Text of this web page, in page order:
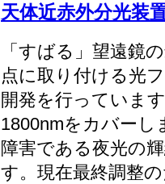
天体近赤外分光装
「すばる」望遠鏡
点に取り付ける光
開発を行っていま
1800nmをカバーし
障害である夜光の
す。現在最終調整